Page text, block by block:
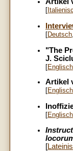
[
[Deutsch
"The
J.
[Englisch
Artikel
[Englisch
[Englisch
[